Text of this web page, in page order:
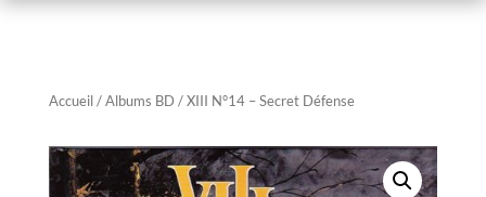
Accueil/Albums BD / XIII N°14 – Secret Défense